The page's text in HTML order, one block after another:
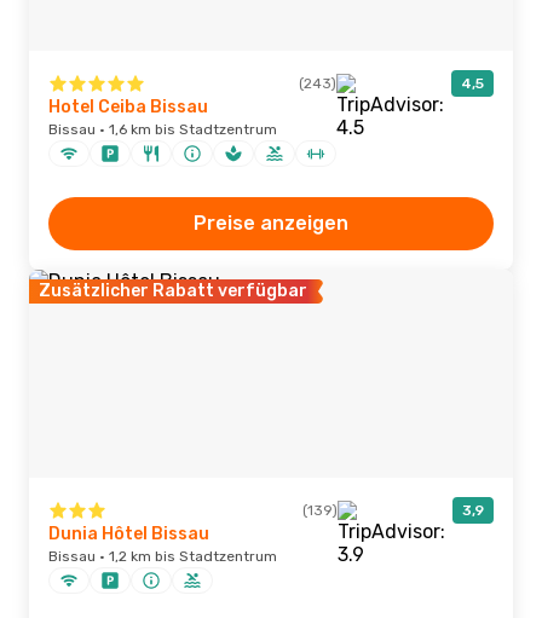
(243) 4,5
Hotel Ceiba Bissau
Bissau · 1,6 km bis Stadtzentrum
Preise anzeigen
Zusätzlicher Rabatt verfügbar
(139) 3,9
Dunia Hôtel Bissau
Bissau · 1,2 km bis Stadtzentrum